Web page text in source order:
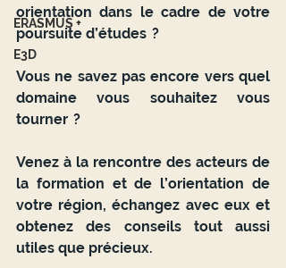
ERASMUS +
E3D
orientation dans le cadre de votre
poursuite d’études  ?
Vous ne savez pas encore vers quel
domaine vous souhaitez vous
tourner  ?
Venez à la rencontre des acteurs de
la formation et de l’orientation de
votre région, échangez avec eux et
obtenez des conseils tout aussi
utiles que précieux.